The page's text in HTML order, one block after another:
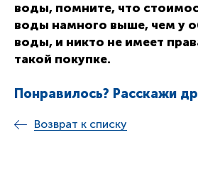
воды, помните, что
воды намного выше, чем у
воды, и никто не имеет
такой покупке.
Понравилось? Расскажи
Возврат к списку